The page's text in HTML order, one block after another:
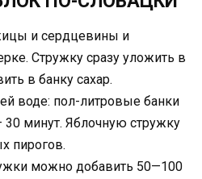
и сердцевины и
Стружку сразу уложить в
в банку сахар.
воде: пол-литровые банки
минут. Яблочную стружку
пирогов.
можно добавить 50—100